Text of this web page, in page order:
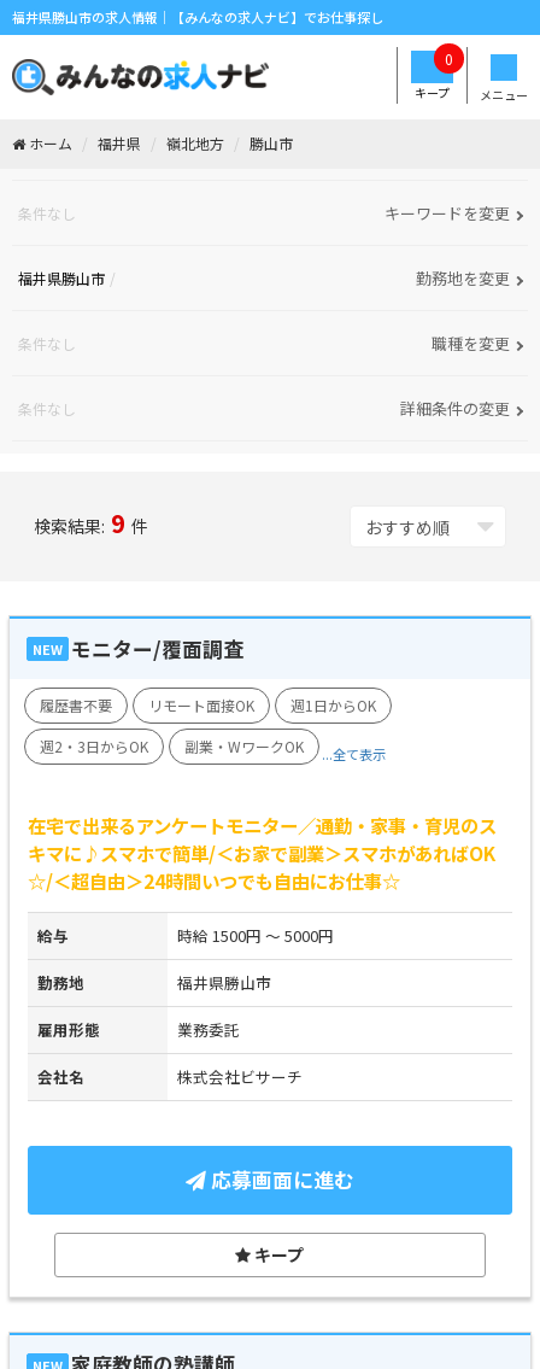
福井県勝山市の求人情報｜【みんなの求人ナビ】でお仕事探し
メニュー
キープ
0
ホーム 福井県 嶺北地方 勝山市
条件なし キーワードを変更
福井県勝山市 勤務地を変更
条件なし 職種を変更
条件なし 詳細条件の変更
検索結果: 9 件
NEW モニター/覆面調査
履歴書不要 リモート面接OK
週1日からOK
週2・3日からOK
副業・WワークOK ...全て表示
在宅で出来るアンケートモニター／通勤・家事・育児のス
キマに♪スマホで簡単/＜お家で副業＞スマホがあればOK
☆/＜超自由＞24時間いつでも自由にお仕事☆
給与 時給 1500円 ～ 5000円
勤務地 福井県勝山市
雇用形態 業務委託
会社名 株式会社ビサーチ
応募画面に進む
キープ
NEW